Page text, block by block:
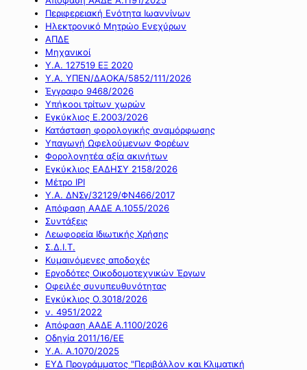
Περιφερειακή Ενότητα Ιωαννίνων
Ηλεκτρονικό Μητρώο Ενεχύρων
ΑΠΔΕ
Μηχανικοί
Υ.Α. 127519 ΕΞ 2020
Υ.Α. ΥΠΕΝ/ΔΑΟΚΑ/5852/111/2026
Έγγραφο 9468/2026
Υπήκοοι τρίτων χωρών
Εγκύκλιος Ε.2003/2026
Κατάσταση φορολογικής αναμόρφωσης
Υπαγωγή Ωφελούμενων Φορέων
Φορολογητέα αξία ακινήτων
Εγκύκλιος ΕΑΔΗΣΥ 2158/2026
Μέτρο IPI
Υ.Α. ΔΝΣγ/32129/ΦΝ466/2017
Απόφαση ΑΑΔΕ Α.1055/2026
Συντάξεις
Λεωφορεία Ιδιωτικής Χρήσης
Σ.Δ.Ι.Τ.
Κυμαινόμενες αποδοχές
Εργοδότες Οικοδομοτεχνικών Έργων
Οφειλές συνυπευθυνότητας
Εγκύκλιος Ο.3018/2026
ν. 4951/2022
Απόφαση ΑΑΔΕ Α.1100/2026
Οδηγία 2011/16/ΕΕ
Υ.Α. Α.1070/2025
ΕΥΔ Προγράμματος "Περιβάλλον και Κλιματική